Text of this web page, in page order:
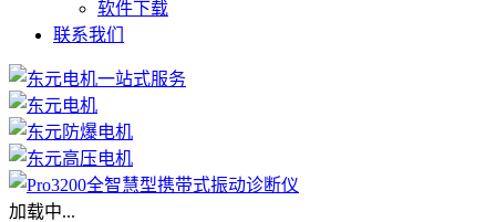
软件下载
联系我们
加载中...